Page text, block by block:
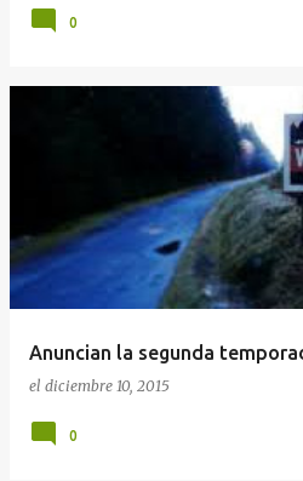
0
Anuncian la segunda
el diciembre 10, 2015
0